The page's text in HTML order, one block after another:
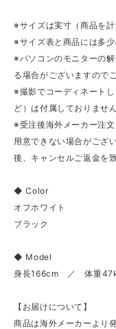
※サイズは実寸（商品を計
※サイズ表と商品には多
※パソコンのモニターの
る場合がございますので
※撮影でコーディネート
ど）は付属しておりません
※受注後海外メーカー注
用意できない場合がござ
後、キャンセルご返金を
◆ Color
オフホワイト
ブラック
◆ Model
身長166cm ／ 体重
【お届けについて】
商品は海外メーカーより